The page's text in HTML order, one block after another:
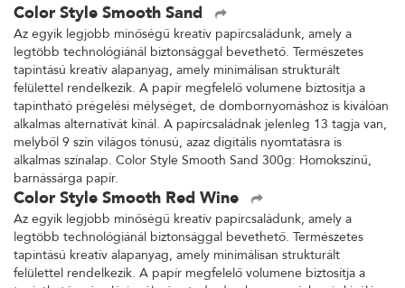
Color Style Smooth Sand
Az egyik legjobb minőségű kreatív papírcsaládunk, amely a
legtöbb technológiánál biztonsággal bevethető. Természetes
tapintású kreatív alapanyag, amely minimálisan strukturált
felülettel rendelkezik. A papír megfelelő volumene biztosítja a
tapintható prégelési mélységet, de dombornyomáshoz is kiválóan
alkalmas alternatívát kínál. A papírcsaládnak jelenleg 13 tagja van,
melyből 9 szín világos tónusú, azaz digitális nyomtatásra is
alkalmas színalap. Color Style Smooth Sand 300g: Homokszínű,
barnássárga papír.
Color Style Smooth Red Wine
Az egyik legjobb minőségű kreatív papírcsaládunk, amely a
legtöbb technológiánál biztonsággal bevethető. Természetes
tapintású kreatív alapanyag, amely minimálisan strukturált
felülettel rendelkezik. A papír megfelelő volumene biztosítja a